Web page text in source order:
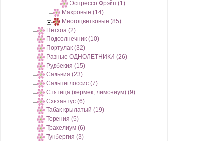
Эспрессо Фрэйп (1)
Махровые (14)
Многоцветковые (85)
Петхоа (2)
Подсолнечник (10)
Портулак (32)
Разные ОДНОЛЕТНИКИ (26)
Рудбекия (15)
Сальвия (23)
Сальпиглоссис (7)
Статица (кермек, лимониум) (9)
Схизантус (6)
Табак крылатый (19)
Торения (5)
Трахелиум (6)
Тунбергия (3)